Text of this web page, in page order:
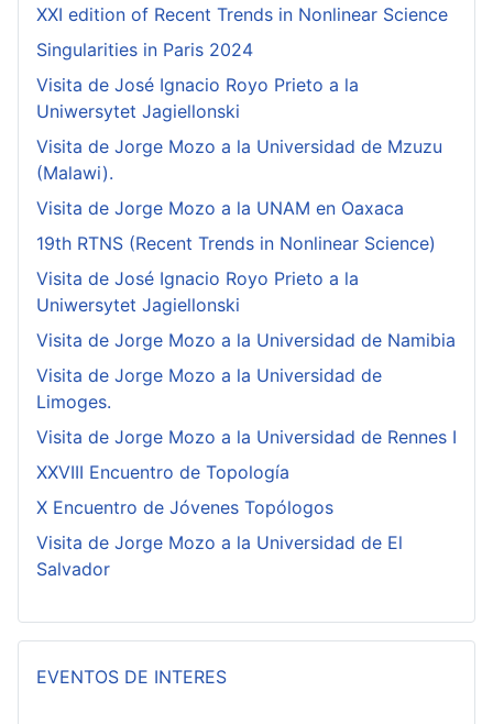
XXI edition of Recent Trends in Nonlinear Science
Singularities in Paris 2024
Visita de José Ignacio Royo Prieto a la
Uniwersytet Jagiellonski
Visita de Jorge Mozo a la Universidad de Mzuzu
(Malawi).
Visita de Jorge Mozo a la UNAM en Oaxaca
19th RTNS (Recent Trends in Nonlinear Science)
Visita de José Ignacio Royo Prieto a la
Uniwersytet Jagiellonski
Visita de Jorge Mozo a la Universidad de Namibia
Visita de Jorge Mozo a la Universidad de
Limoges.
Visita de Jorge Mozo a la Universidad de Rennes I
XXVIII Encuentro de Topología
X Encuentro de Jóvenes Topólogos
Visita de Jorge Mozo a la Universidad de El
Salvador
EVENTOS DE INTERES